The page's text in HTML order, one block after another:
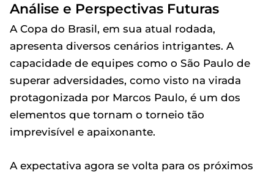
Análise e Perspectivas Futuras
A Copa do Brasil, em sua atual rodada,
apresenta diversos cenários intrigantes. A
capacidade de equipes como o São Paulo de
superar adversidades, como visto na virada
protagonizada por Marcos Paulo, é um dos
elementos que tornam o torneio tão
imprevisível e apaixonante.
A expectativa agora se volta para os próximos